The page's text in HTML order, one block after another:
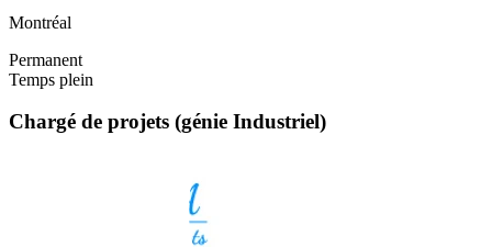
Montréal
Permanent
Temps plein
Chargé de projets (génie Industriel)